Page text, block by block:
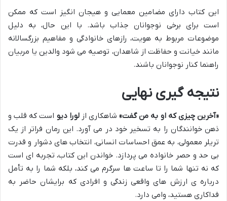
این کتاب دارای مضامین معمایی و هیجان انگیز است که ممکن
است برای برخی نوجوانان جذاب باشد. با این حال، به دلیل
موضوعات مربوط به هویت، رازهای خانوادگی و مفاهیم بزرگسالانه
مانند خیانت و حفاظت از شاهدان، توصیه می شود والدین یا مربیان
راهنما کنار نوجوانان باشند.
نتیجه گیری نهایی
«آخرین چیزی که او به من گفت»شاهکاری ازلورا دیو است که قلب و
ذهن خوانندگان را به تسخیر خود در می آورد. این رمان فراتر از یک
تریلر معمولی، به عمق احساسات انسانی، انتخاب های دشوار و قدرت
بی حد و حصر خانواده می پردازد. خواندن این کتاب، تجربه ای است
که نه تنها شما را تا ساعت ها سرگرم می کند، بلکه شما را به تأمل
درباره ی ارزش های واقعی زندگی و افرادی که برایشان حاضر به
فداکاری هستید، وامی دارد.